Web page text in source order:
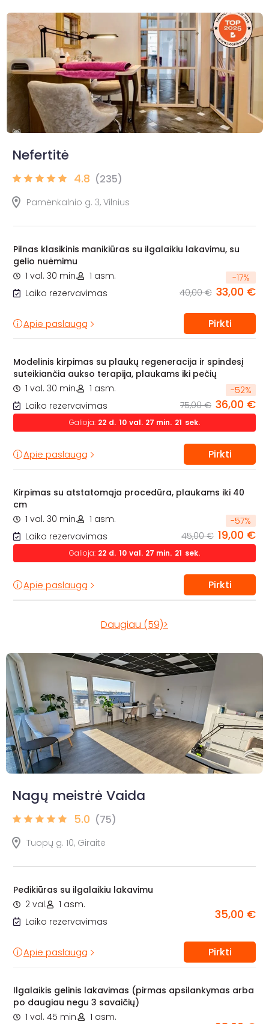
Nefertitė
4.8 (235)
Pamėnkalnio g. 3, Vilnius
Pilnas klasikinis manikiūras su ilgalaikiu lakavimu, su
gelio nuėmimu
1 val. 30 min.
1 asm.
Laiko rezervavimas
-17%
40,00 € 33,00 €
Apie paslaugą Pirkti
Modelinis kirpimas su plaukų regeneracija ir spindesį
suteikiančia aukso terapija, plaukams iki pečių
1 val. 30 min.
1 asm.
Laiko rezervavimas
-52%
75,00 € 36,00 €
Galioja: 22 d. 10 val. 27 min. 20 sek.
Apie paslaugą Pirkti
Kirpimas su atstatomąja procedūra, plaukams iki 40
cm
1 val. 30 min.
1 asm.
Laiko rezervavimas
-57%
45,00 € 19,00 €
Galioja: 22 d. 10 val. 27 min. 20 sek.
Apie paslaugą Pirkti
Daugiau (59)>
Nagų meistrė Vaida
5.0 (75)
Tuopų g. 10, Giraitė
Pedikiūras su ilgalaikiu lakavimu
2 val.
1 asm.
Laiko rezervavimas
35,00 €
Apie paslaugą Pirkti
Ilgalaikis gelinis lakavimas (pirmas apsilankymas arba
po daugiau negu 3 savaičių)
1 val. 45 min.
1 asm.